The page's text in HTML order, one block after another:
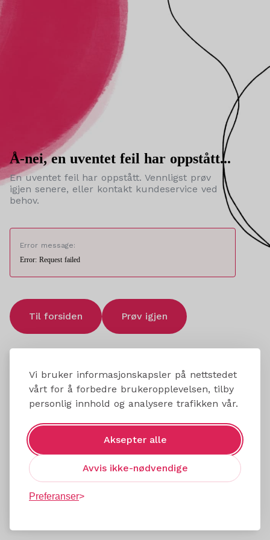
Vi bruker informasjonskapsler på nettstedet
vårt for å forbedre brukeropplevelsen, tilby
personlig innhold og analysere trafikken vår.
Aksepter alle
Avvis ikke-nødvendige
Preferanser
Å-nei, en uventet feil har oppstått...
En uventet feil har oppstått. Vennligst prøv
igjen senere, eller kontakt kundeservice ved
behov.
Error message:
Error: Request failed
Til forsiden Prøv igjen